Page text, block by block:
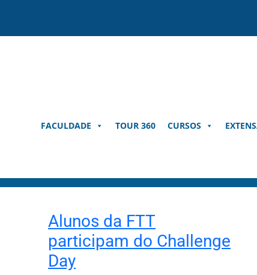
o
FACULDADE TOUR 360 CURSOS
Alunos da FTT
participam do Challenge
Day